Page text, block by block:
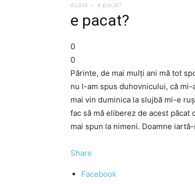
Acasă e pacat?
e pacat?
0
0
Părinte, de mai mulţi ani mă tot
nu l-am spus duhovnicului, că
mai vin duminica la slujbă mi-e
fac să mă eliberez de acest păcat
mai spun la nimeni. Doamne
Share
Facebook